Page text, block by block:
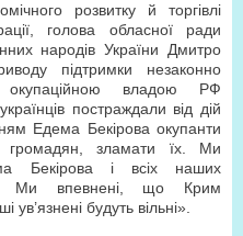
розвитку й торгівлі
голова обласної ради
народів України Дмитро
підтримки незаконно
окупаційною владою РФ
постраждали від дій
Едема Бекірова окупанти
громадян, зламати їх. Ми
Бекірова і всіх наших
Ми впевнені, що Крим
ув’язнені будуть вільні».